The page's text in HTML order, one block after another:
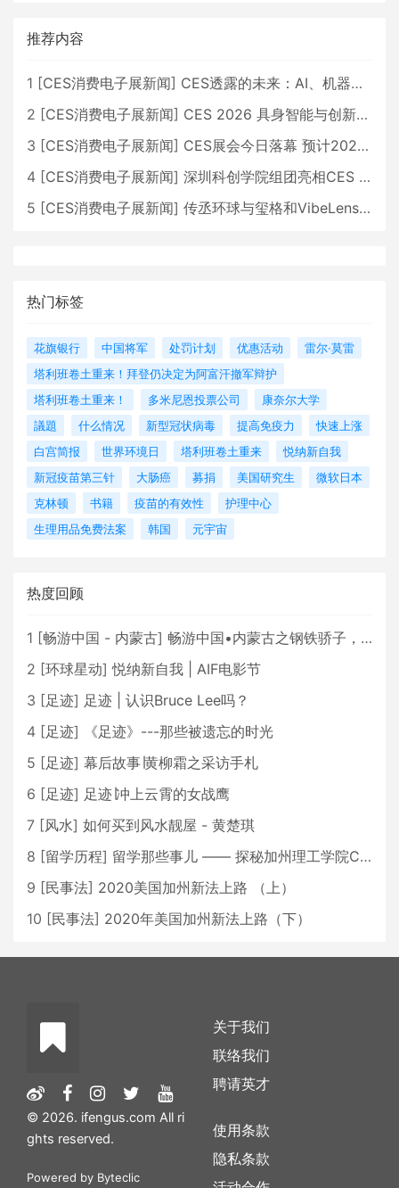
推荐内容
1 [CES消费电子展新闻] CES透露的未来：AI、机器人与智能生活大爆发
2 [CES消费电子展新闻] CES 2026 具身智能与创新领域 中国公司大放异彩
3 [CES消费电子展新闻] CES展会今日落幕 预计2026行业收入将超五千亿美元
4 [CES消费电子展新闻] 深圳科创学院组团亮相CES 广受好评
5 [CES消费电子展新闻] 传丞环球与玺格和VibeLens共同推出全新耳机
热门标签
花旗银行 中国将军 处罚计划 优惠活动
雷尔·莫雷
塔利班卷土重来！拜登仍决定为阿富汗撤军辩护
塔利班卷土重来！
多米尼恩投票公司
康奈尔大学
議題
什么情况 新型冠状病毒 提高免疫力
快速上涨
白宫简报
世界环境日 塔利班卷土重来
悦纳新自我
新冠疫苗第三针
大肠癌 募捐 美国研究生
微软日本
克林顿
书籍 疫苗的有效性
护理中心
生理用品免费法案
韩国 元宇宙
热度回顾
1 [畅游中国 - 内蒙古] 畅游中国•内蒙古之钢铁骄子，魅力包头
2 [环球星动] 悦纳新自我 | AIF电影节
3 [足迹] 足迹 | 认识Bruce Lee吗？
4 [足迹]
《足迹》---那些被遗忘的时光
5 [足迹] 幕后故事∣黄柳霜之采访手札
6 [足迹] 足迹∣冲上云霄的女战鹰
7 [风水] 如何买到风水靓屋 - 黄楚琪
8 [留学历程] 留学那些事儿 —— 探秘加州理工学院Caltech博士生活 [上集]
9 [民事法] 2020美国加州新法上路 （上）
10 [民事法] 2020年美国加州新法上路（下）
© 2026. ifengus.com All ri
ghts reserved.
Powered by Byteclic
关于我们
联络我们
聘请英才
使用条款
隐私条款